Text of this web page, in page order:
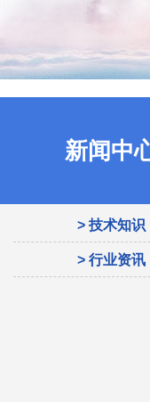
新闻中
> 技术知识
> 行业资讯